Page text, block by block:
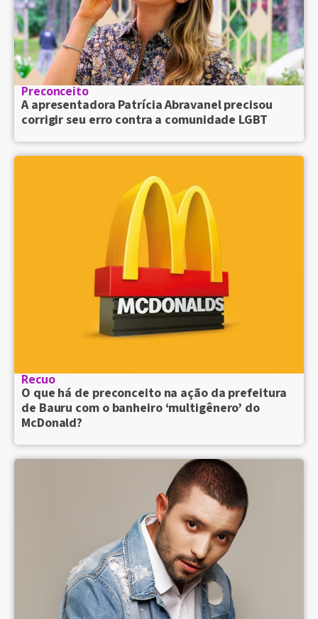
Preconceito
A apresentadora Patrícia Abravanel precisou
corrigir seu erro contra a comunidade LGBT
Recuo
O que há de preconceito na ação da prefeitura
de Bauru com o banheiro ‘multigênero’ do
McDonald?